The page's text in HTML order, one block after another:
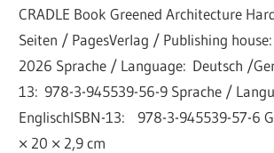
CRADLE Book Greened Architecture
Seiten / PagesVerlag / Publishing
2026 Sprache / Language: Deutsch /
13: 978-3-945539-56-9 Sprache /
EnglischISBN-13: 978-3-945539-57-6
× 20 × 2,9 cm